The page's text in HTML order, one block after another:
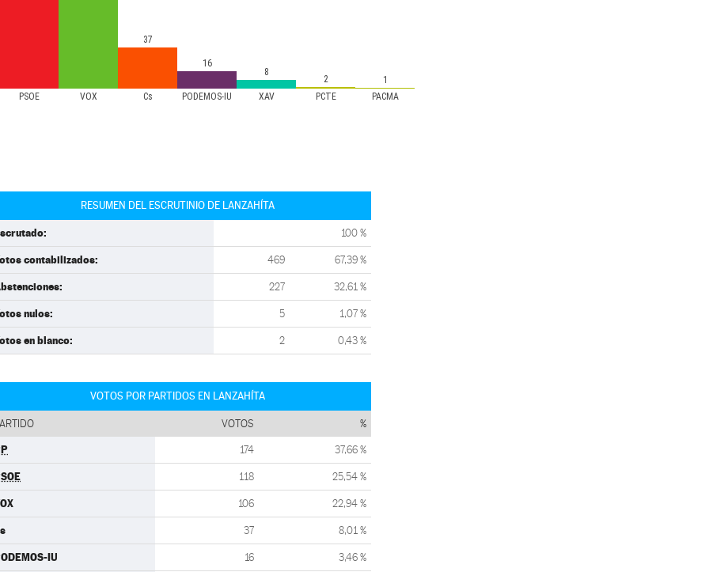
PSOE VOX Cs PODEMOS-IU XAV PCTE PACMA
37
16
8
2 1
RESUMEN DEL ESCRUTINIO DE LANZAHÍTA
100 %
contabilizados: 469 67,39 %
227 32,61 %
nulos: 5 1,07 %
en blanco: 2 0,43 %
VOTOS POR PARTIDOS EN LANZAHÍTA
VOTOS %
174 37,66 %
118 25,54 %
106 22,94 %
37 8,01 %
IU 16 3,46 %